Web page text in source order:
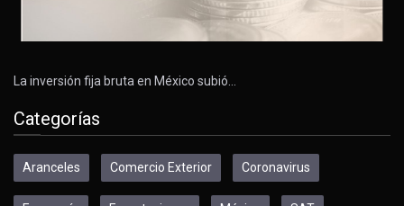
La inversión fija bruta en México subió…
Categorías
Aranceles Comercio Exterior Coronavirus